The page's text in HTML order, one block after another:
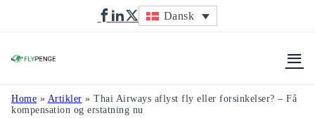
Dansk
Home » Artikler » Thai Airways aflyst fly eller forsinkelser? – Få
kompensation og erstatning nu